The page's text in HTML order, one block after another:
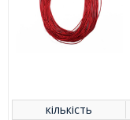
кількість